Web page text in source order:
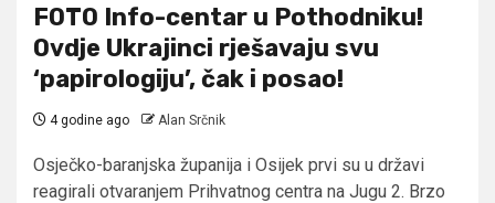
FOTO Info-centar u Pothodniku!
Ovdje Ukrajinci rješavaju svu
‘papirologiju’, čak i posao!
4 godine ago Alan Srčnik
Osječko-baranjska županija i Osijek prvi su u državi
reagirali otvaranjem Prihvatnog centra na Jugu 2. Brzo